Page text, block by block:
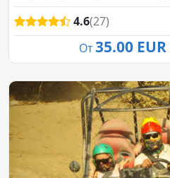
4.6(27)
От 35.00 EUR